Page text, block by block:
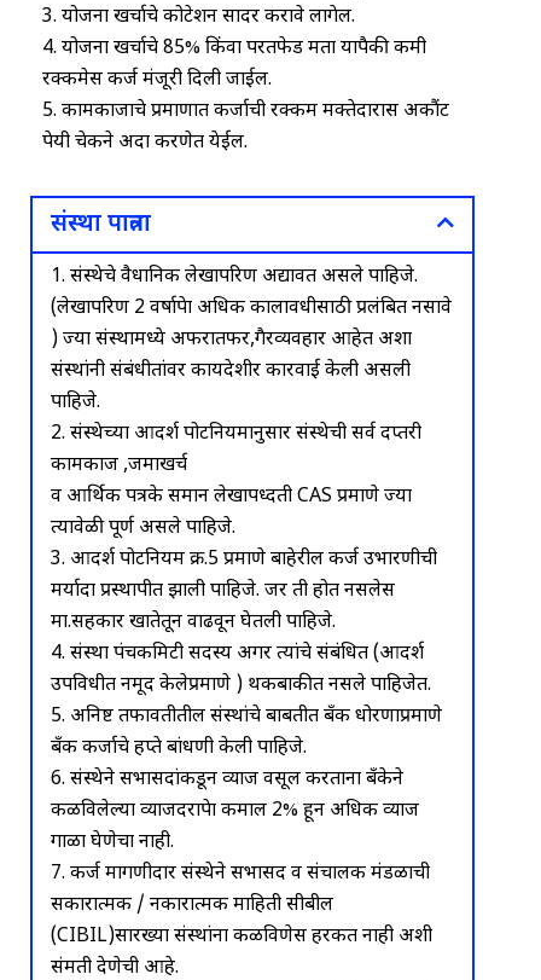
3. योजना खर्चाचे कोटेशन सादर करावे लागेल.
4. योजना खर्चाचे 85% किंवा परतफेड क्षमता यापैकी कमी
रक्कमेस कर्ज मंजूरी दिली जाईल.
5. कामकाजाचे प्रमाणात कर्जाची रक्कम मक्तेदारास अकौंट
पेयी चेकने अदा करणेत येईल.
संस्था पात्रता
1. संस्थेचे वैधानिक लेखापरिक्षण अद्यावत असले पाहिजे.
(लेखापरिक्षण 2 वर्षापेक्षा अधिक कालावधीसाठी प्रलंबित नसावे
) ज्या संस्थामध्ये अफरातफर,गैरव्यवहार आहेत अशा
संस्थांनी संबंधीतांवर कायदेशीर कारवाई केली असली
पाहिजे.
2. संस्थेच्या आदर्श पोटनियमानुसार संस्थेची सर्व दप्तरी
कामकाज ,जमाखर्च
व आर्थिक पत्रके समान लेखापध्दती CAS प्रमाणे ज्या
त्यावेळी पूर्ण असले पाहिजे.
3. आदर्श पोटनियम क्र.5 प्रमाणे बाहेरील कर्ज उभारणीची
मर्यादा प्रस्थापीत झाली पाहिजे. जर ती होत नसलेस
मा.सहकार खातेतून वाढवून घेतली पाहिजे.
4. संस्था पंचकमिटी सदस्य अगर त्यांचे संबंधित (आदर्श
उपविधीत नमूद केलेप्रमाणे ) थकबाकीत नसले पाहिजेत.
5. अनिष्ट तफावतीतील संस्थांचे बाबतीत बँक धोरणाप्रमाणे
बँक कर्जाचे हप्ते बांधणी केली पाहिजे.
6. संस्थेने सभासदांकडून व्याज वसूल करताना बँकेने
कळविलेल्या व्याजदरापेक्षा कमाल 2% हून अधिक व्याज
गाळा घेणेचा नाही.
7. कर्ज मागणीदार संस्थेने सभासद व संचालक मंडळाची
सकारात्मक / नकारात्मक माहिती सीबील
(CIBIL)सारख्या संस्थांना कळविणेस हरकत नाही अशी
संमती देणेची आहे.